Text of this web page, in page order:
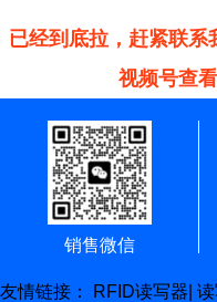
已经到底拉，赶紧联
视频号查
销售微信
友情链接： RFID读写器